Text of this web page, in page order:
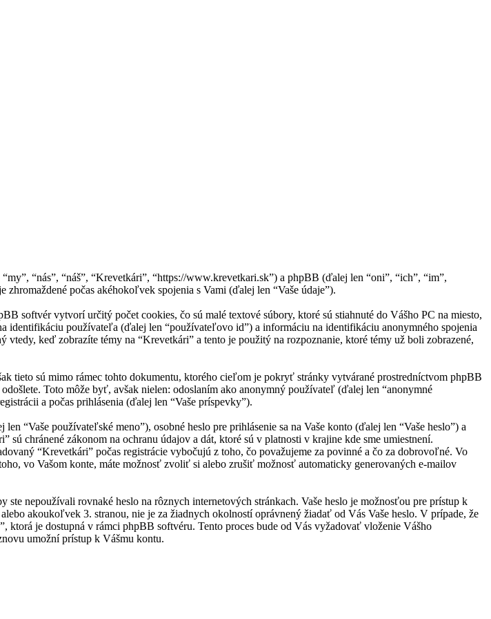
“nás”, “náš”, “Krevetkári”, “https://www.krevetkari.sk”) a phpBB (ďalej len “oni”, “ich”, “im”,
počas akéhokoľvek spojenia s Vami (ďalej len “Vaše údaje”).
softvér vytvorí určitý počet cookies, čo sú malé textové súbory, ktoré sú stiahnuté do Vášho PC na miesto,
identifikáciu používateľa (ďalej len “používateľovo id”) a informáciu na identifikáciu anonymného spojenia
keď zobrazíte témy na “Krevetkári” a tento je použitý na rozpoznanie, ktoré témy už boli zobrazené,
tieto sú mimo rámec tohto dokumentu, ktorého cieľom je pokryť stránky vytvárané prostredníctvom phpBB
Toto môže byť, avšak nielen: odoslaním ako anonymný používateľ (ďalej len “anonymné
a počas prihlásenia (ďalej len “Vaše príspevky”).
“Vaše používateľské meno”), osobné heslo pre prihlásenie sa na Vaše konto (ďalej len “Vaše heslo”) a
chránené zákonom na ochranu údajov a dát, ktoré sú v platnosti v krajine kde sme umiestnení.
“Krevetkári” počas registrácie vybočujú z toho, čo považujeme za povinné a čo za dobrovoľné. Vo
vo Vašom konte, máte možnosť zvoliť si alebo zrušiť možnosť automaticky generovaných e-mailov
ste nepoužívali rovnaké heslo na rôznych internetových stránkach. Vaše heslo je možnosťou pre prístup k
akoukoľvek 3. stranou, nie je za žiadnych okolností oprávnený žiadať od Vás Vaše heslo. V prípade, že
ktorá je dostupná v rámci phpBB softvéru. Tento proces bude od Vás vyžadovať vloženie Vášho
umožní prístup k Vášmu kontu.